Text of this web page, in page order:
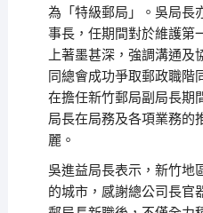
為「特級郵局」。吳局長
事長，任期間對於維護第
上著墨甚深，強調溝通及
同總會成功爭取郵政職階
在擔任新竹郵局副局長期
局長在局務及各項業務的
麗。
吳進益局長表示，新竹地
的城市，感謝總公司長官